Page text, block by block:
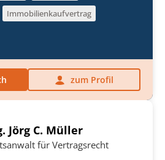
Immobilienkaufvertrag
zum Profil
Jörg C. Müller
für Vertragsrecht